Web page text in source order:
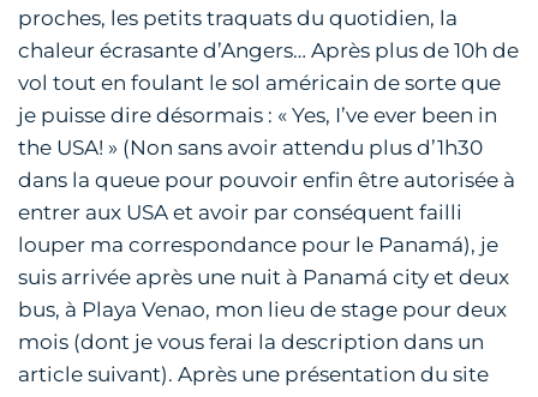
proches, les petits traquats du quotidien, la
chaleur écrasante d’Angers… Après plus de 10h de
vol tout en foulant le sol américain de sorte que
je puisse dire désormais : « Yes, I’ve ever been in
the USA! » (Non sans avoir attendu plus d’1h30
dans la queue pour pouvoir enfin être autorisée à
entrer aux USA et avoir par conséquent failli
louper ma correspondance pour le Panamá), je
suis arrivée après une nuit à Panamá city et deux
bus, à Playa Venao, mon lieu de stage pour deux
mois (dont je vous ferai la description dans un
article suivant). Après une présentation du site